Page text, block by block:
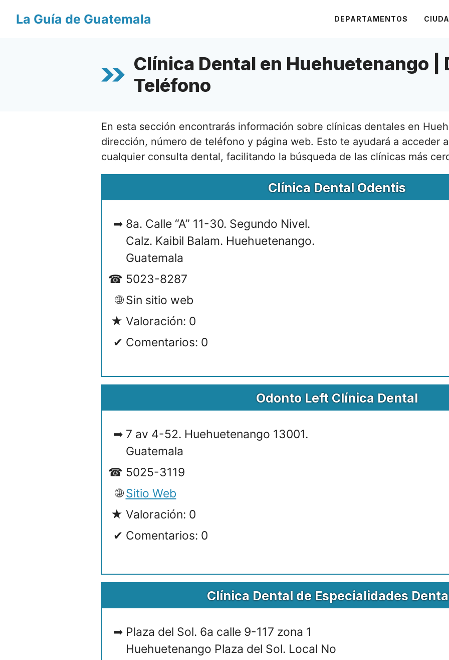
La Guía de Guatemala DEPARTAMENTOS
Clínica Dental en Huehuetenango |
Teléfono
En esta sección encontrarás información sobre clínicas dentales en
dirección, número de teléfono y página web. Esto te ayudará a acceder
cualquier consulta dental, facilitando la búsqueda de las clínicas más
Clínica Dental Odentis
8a. Calle “A” 11-30. Segundo Nivel.
Calz. Kaibil Balam. Huehuetenango.
Guatemala
5023-8287
Sin sitio web
Valoración: 0
Comentarios: 0
Odonto Left Clínica Dental
7 av 4-52. Huehuetenango 13001.
Guatemala
5025-3119
Sitio Web
Valoración: 0
Comentarios: 0
Clínica Dental de Especialidades
Plaza del Sol. 6a calle 9-117 zona 1
Huehuetenango Plaza del Sol. Local No